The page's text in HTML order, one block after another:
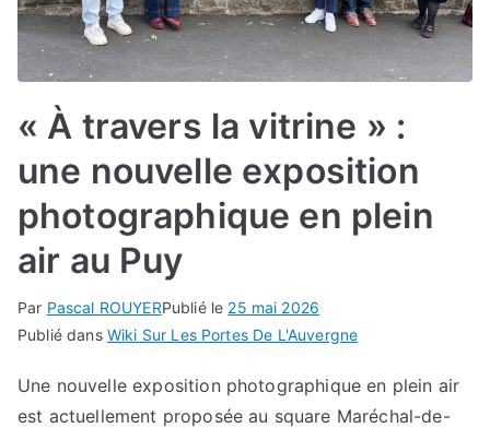
« À travers la vitrine » :
une nouvelle exposition
photographique en plein
air au Puy
Par Pascal ROUYERPublié le 25 mai 2026
Publié dans Wiki Sur Les Portes De L'Auvergne
Une nouvelle exposition photographique en plein air
est actuellement proposée au square Maréchal-de-